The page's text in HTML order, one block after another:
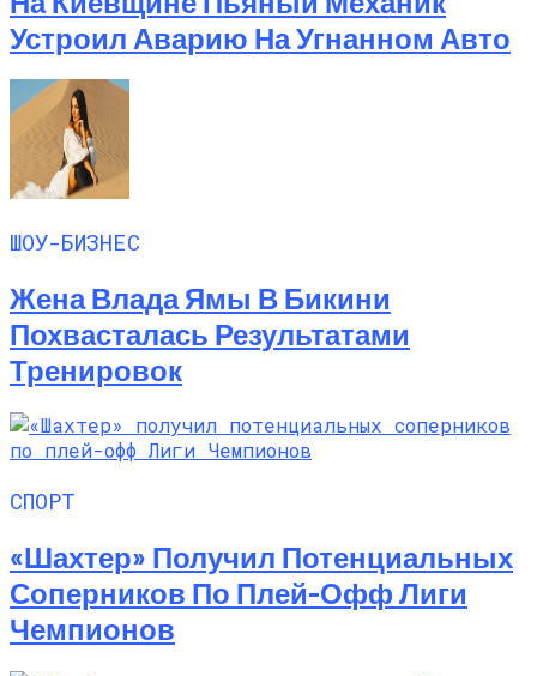
Устроил Аварию На Угнанном Авто
ШОУ-БИЗНЕС
Жена Влада Ямы В Бикини
Похвасталась Результатами
Тренировок
СПОРТ
«Шахтер» Получил Потенциальных
Соперников По Плей-Офф Лиги
Чемпионов